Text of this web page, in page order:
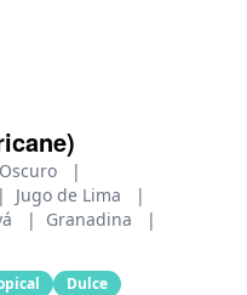
|
| Jugo de Lima
|
| Granadina
|
Dulce